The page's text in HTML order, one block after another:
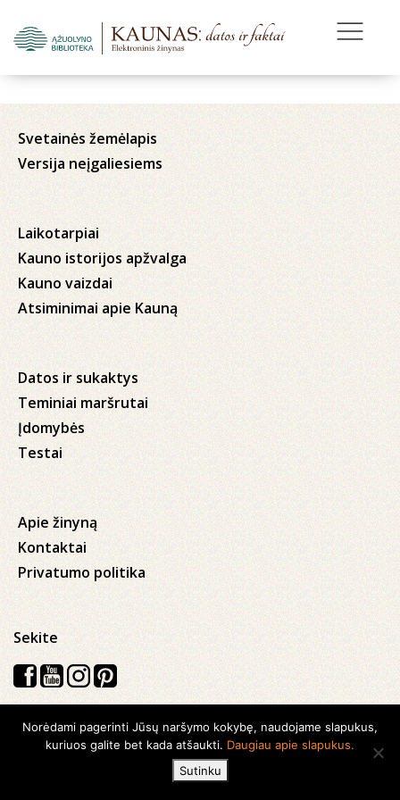
Svetainės žemėlapis
Versija neįgaliesiems
Laikotarpiai
Kauno istorijos apžvalga
Kauno vaizdai
Atsiminimai apie Kauną
Datos ir sukaktys
Teminiai maršrutai
Įdomybės
Testai
Apie žinyną
Kontaktai
Privatumo politika
Sekite
Visos teisės saugomos © 2026 Kauno apskrities viešoji Ąžuolyno
biblioteka
Norėdami pagerinti Jūsų naršymo kokybę, naudojame slapukus,
kuriuos galite bet kada atšaukti. Daugiau apie slapukus.
Sutinku